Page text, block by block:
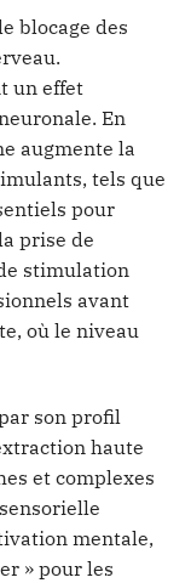
blocage des
un effet
En
augmente la
tels que
pour
prise de
stimulation
avant
où le niveau
son profil
haute
et complexes
mentale,
» pour les